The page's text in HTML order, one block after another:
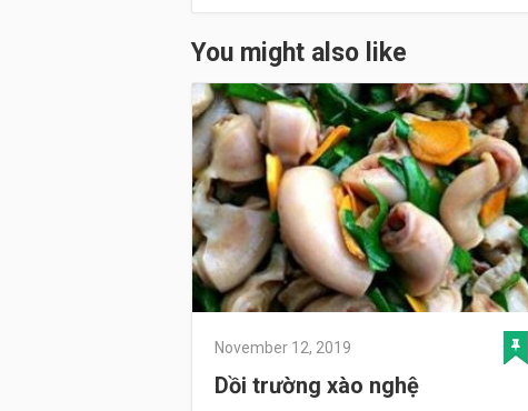
You might also like
November 12, 2019
Dồi trường xào nghệ